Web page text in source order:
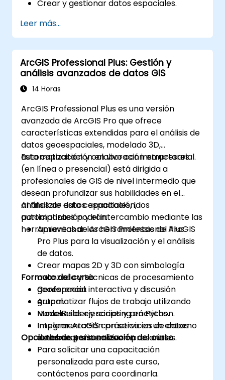
Crear y gestionar datos espaciales.
Crear mapas y visualizaciones.
Leer más...
ArcGIS Professional Plus: Gestión y
análisis avanzados de datos GIS
14 Horas
ArcGIS Professional Plus es una versión
avanzada de ArcGIS Pro que ofrece
características extendidas para el análisis de
datos geoespaciales, modelado 3D,
automatización y colaboración empresarial.
Esta capacitación en vivo con instructores
(en línea o presencial) está dirigida a
profesionales de GIS de nivel intermedio que
desean profundizar sus habilidades en el
análisis de datos espaciales, la
automatización y el intercambio mediante las
herramientas de ArcGIS Professional Plus.
Al finalizar esta capacitación, los
participantes podrán:
Aprovechar las herramientas de ArcGIS
Pro Plus para la visualización y el análisis
de datos.
Crear mapas 2D y 3D con simbología
avanzada y técnicas de procesamiento
geoespacial.
Automatizar flujos de trabajo utilizando
ModelBuilder y scripting en Python.
Integrar ArcGIS con servicios de datos
externos y sistemas empresariales.
Formato del curso
Conferencia interactiva y discusión
grupal.
Numerosos ejercicios y prácticas.
Implementación práctica en un entorno
de laboratorio en vivo.
Opciones de personalización del curso
Para solicitar una capacitación
personalizada para este curso,
contáctenos para coordinarla.